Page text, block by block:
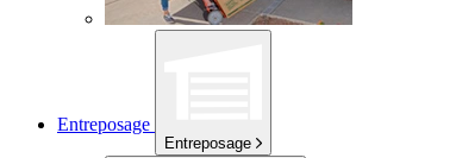
Entreposage
Entreposage